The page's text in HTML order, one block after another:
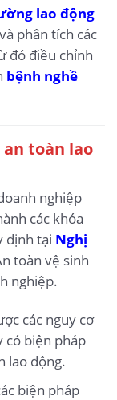
lao động
phân tích các
đó điều chỉnh
bệnh nghề
toàn lao
nghiệp
các khóa
định tại Nghị
toàn vệ sinh
nghiệp.
các nguy cơ
có biện pháp
lao động.
biện pháp